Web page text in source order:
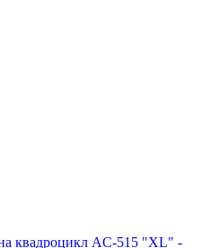
квадроцикл AC-515 "XL" -